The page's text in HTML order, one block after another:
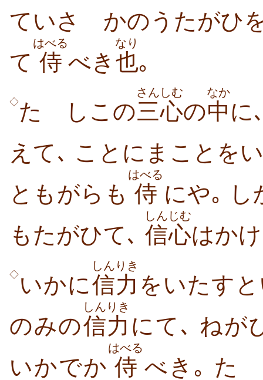
ていさゝかのうたがひ
て 侍
はべる
べき 也
なり
｡
◇たゞしこの三心
さんしむ
の中
なか
に
えて､ ことにまことを
ともがらも 侍
はべる
にや｡
もたがひて､ 信心
しんじむ
はか
◇ いかに信力
しんりき
をいたす
のみの信力
しんりき
にて､ ねが
いかでか 侍
はべる
べき｡ たゞ